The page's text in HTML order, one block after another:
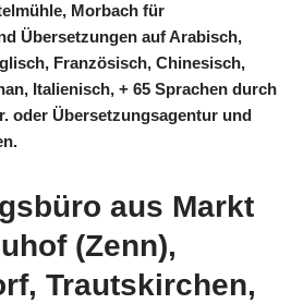
Morbach für
Übersetzungen auf Arabisch,
Französisch, Chinesisch,
Italienisch, + 65 Sprachen durch
oder Übersetzungsagentur und
aus Markt
(Zenn),
Trautskirchen,